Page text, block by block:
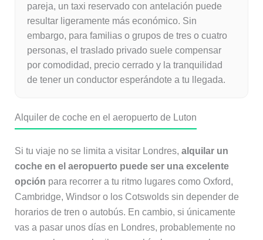
pareja, un taxi reservado con antelación puede
resultar ligeramente más económico. Sin
embargo, para familias o grupos de tres o cuatro
personas, el traslado privado suele compensar
por comodidad, precio cerrado y la tranquilidad
de tener un conductor esperándote a tu llegada.
Alquiler de coche en el aeropuerto de Luton
Si tu viaje no se limita a visitar Londres, alquilar un
coche en el aeropuerto puede ser una excelente
opción para recorrer a tu ritmo lugares como Oxford,
Cambridge, Windsor o los Cotswolds sin depender de
horarios de tren o autobús. En cambio, si únicamente
vas a pasar unos días en Londres, probablemente no